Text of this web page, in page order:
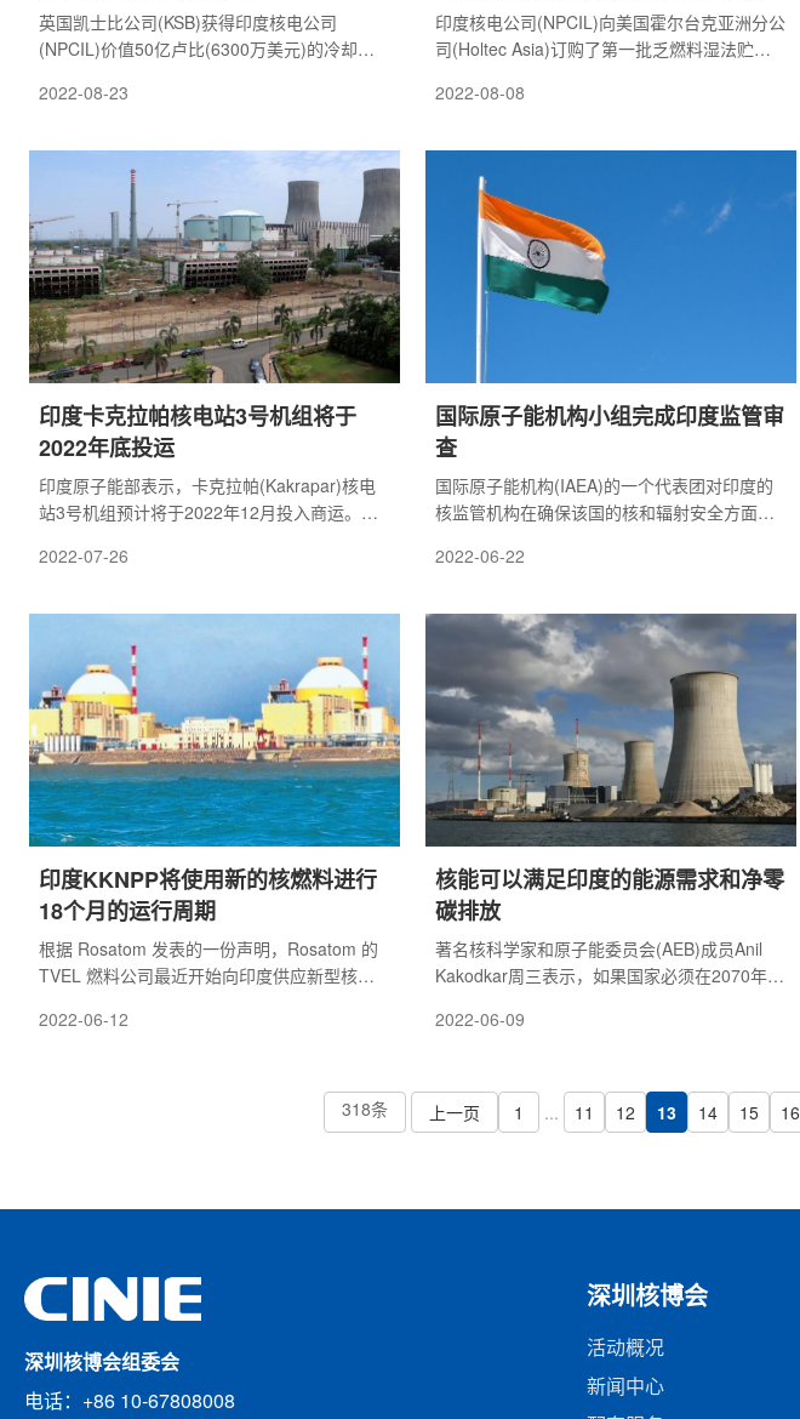
英国凯士比公司(KSB)获得印度核电公司
(NPCIL)价值50亿卢比(6300万美元)的冷却泵
加(Kaiga)核电厂5号和6号机组提供8台一回路
组为印度自主设计的加压重水堆，装机容量70
2022-08-23
印度核电公司(NPCIL)向美国霍尔台克亚洲分公
司(Holtec Asia)订购了第一批乏燃料湿法贮存
2022-08-08
印度卡克拉帕核电站3号机组将于
2022年底投运
印度原子能部表示，卡克拉帕(Kakrapar)核电
站3号机组预计将于2022年12月投入商运。该
堆(PHWR)。2020年3月，卡克拉帕(Kakrapar)
2022-07-26
国际原子能机构小组完成印度监管审
查
国际原子能机构(IAEA)的一个代表团对印度的
核监管机构在确保该国的核和辐射安全方面表
2022-06-22
印度KKNPP将使用新的核燃料进行
18个月的运行周期
根据 Rosatom 发表的一份声明，Rosatom 的
TVEL 燃料公司最近开始向印度供应新型核燃
在长达 18 个月的更长燃料周期内开始运营。它
2022-06-12
核能可以满足印度的能源需求和净零
碳排放
著名核科学家和原子能委员会(AEB)成员Anil
Kakodkar周三表示，如果国家必须在2070年前
的明确能源生产。同时，核能也是满足该国即
燃料组件和核反应堆的梦想。
2022-06-09
318条 上一页 1 ... 11 12 13 14 15 16
深圳核博会组委会
电话：+86 10-67808008
深圳核博会
活动概况
新闻中心